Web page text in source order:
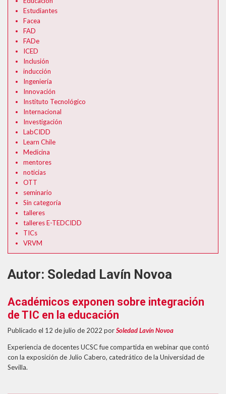
Formularios Ev@
Calendario Académico 2026
Autor: Soledad Lavín Novoa
Académicos exponen sobre integración
de TIC en la educación
Publicado el 12 de julio de 2022 porSoledad Lavín Novoa
Experiencia de docentes UCSC fue compartida en webinar que contó
con la exposición de Julio Cabero, catedrático de la Universidad de
Sevilla.
Estudiantes
Facea
FAD
FADe
ICED
Inclusión
inducción
Ingeniería
Innovación
Instituto Tecnológico
Internacional
Investigación
LabCIDD
Learn Chile
Medicina
mentores
noticias
OTT
seminario
Sin categoría
talleres
talleres E-TEDCIDD
TICs
VRVM